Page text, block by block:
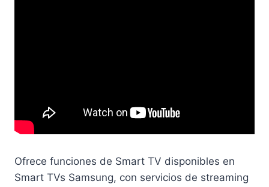
Ofrece funciones de Smart TV disponibles en
Smart TVs Samsung, con servicios de streaming